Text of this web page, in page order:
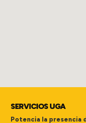
SERVICIOS UGA
Potencia la presencia